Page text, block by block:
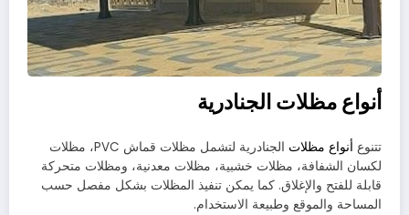
أنواع مظلات الجنادرية
تتنوع أنواع مظلات
الجنادرية لتشمل مظلات قماش PVC، مظلات
لكسان الشفافة، مظلات خشبية، مظلات معدنية، ومظلات متحركة
قابلة للفتح والإغلاق. كما يمكن تنفيذ المظلات بشكل مفصل حسب
المساحة والموقع وطبيعة الاستخدام.